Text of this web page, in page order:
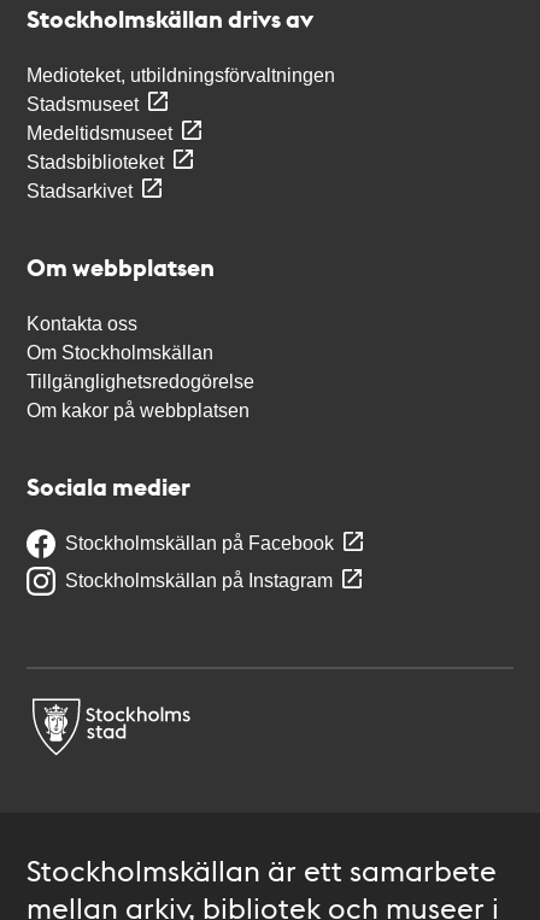
Stockholmskällan drivs av
Medioteket, utbildningsförvaltningen
Stadsmuseet
Medeltidsmuseet
Stadsbiblioteket
Stadsarkivet
Om webbplatsen
Kontakta oss
Om Stockholmskällan
Tillgänglighetsredogörelse
Om kakor på webbplatsen
Sociala medier
Stockholmskällan på Facebook
Stockholmskällan på Instagram
Stockholmskällan är ett samarbete
mellan arkiv, bibliotek och museer i